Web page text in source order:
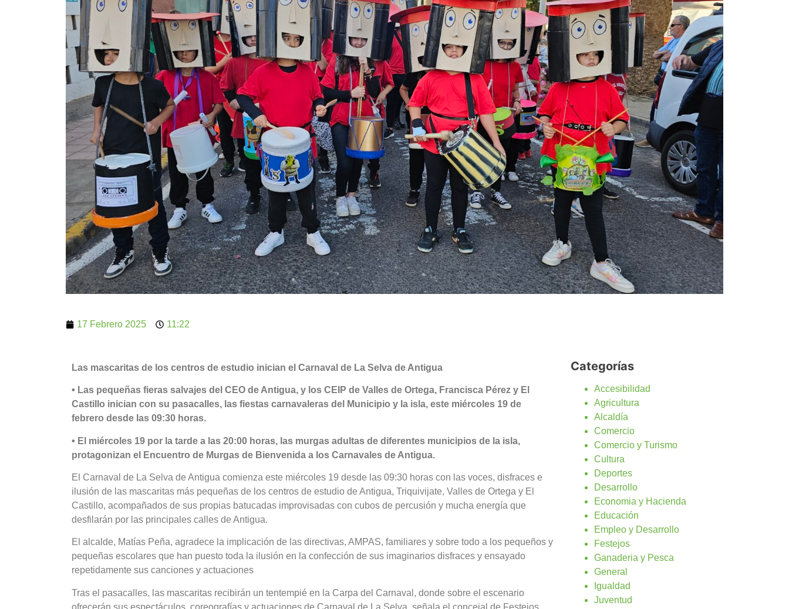
17 Febrero 2025 11:22
Las mascaritas de los centros de estudio inician el Carnaval de La Selva de Antigua
• Las pequeñas fieras salvajes del CEO de Antigua, y los CEIP de Valles de Ortega, Francisca Pérez y El
Castillo inician con su pasacalles, las fiestas carnavaleras del Municipio y la isla, este miércoles 19 de
febrero desde las 09:30 horas.
• El miércoles 19 por la tarde a las 20:00 horas, las murgas adultas de diferentes municipios de la isla,
protagonizan el Encuentro de Murgas de Bienvenida a los Carnavales de Antigua.
El Carnaval de La Selva de Antigua comienza este miércoles 19 desde las 09:30 horas con las voces, disfraces e
ilusión de las mascaritas más pequeñas de los centros de estudio de Antigua, Triquivijate, Valles de Ortega y El
Castillo, acompañados de sus propias batucadas improvisadas con cubos de percusión y mucha energía que
desfilarán por las principales calles de Antigua.
El alcalde, Matías Peña, agradece la implicación de las directivas, AMPAS, familiares y sobre todo a los pequeños y
pequeñas escolares que han puesto toda la ilusión en la confección de sus imaginarios disfraces y ensayado
repetidamente sus canciones y actuaciones
Tras el pasacalles, las mascaritas recibirán un tentempié en la Carpa del Carnaval, donde sobre el escenario
ofrecerán sus espectáculos, coreografías y actuaciones de Carnaval de La Selva, señala el concejal de Festejos
Categorías
Accesibilidad
Agricultura
Alcaldía
Comercio
Comercio y Turismo
Cultura
Deportes
Desarrollo
Economia y Hacienda
Educación
Empleo y Desarrollo
Festejos
Ganaderia y Pesca
General
Igualdad
Juventud